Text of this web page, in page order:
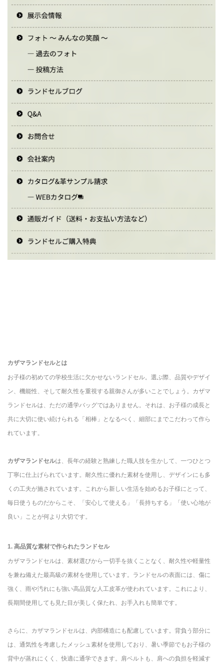
カザマランドセルとは
お子様の初めての学校生活に欠かせないランドセル。選ぶ際、品質やデザイ
ン、機能性、そして耐久性を重視する親御さんが多いことでしょう。カザマ
ランドセルは、ただの通学バッグではありません。それは、お子様の成長と
共に大切に使い続けられる「相棒」となるべく、細部にまでこだわって作ら
れています。
カザマランドセルは、長年の経験と熟練した職人技を生かして、一つひとつ
丁寧に仕上げられています。耐久性に優れた素材を使用し、デザインにも多
くの工夫が施されています。これから新しい生活を始めるお子様にとって、
毎日使うものだからこそ、「安心して使える」「長持ちする」「使い心地が
良い」ことが何より大切です。
1. 高品質な素材で作られたランドセル
カザマランドセルは、素材選びから一切手を抜くことなく、耐久性や軽量性
を兼ね備えた最高級の素材を使用しています。ランドセルの表面には、傷に
強く、雨や汚れにも強い高品質な人工皮革が使われています。これにより、
長期間使用しても見た目が美しく保たれ、お手入れも簡単です。
さらに、カザマランドセルは、内部構造にも配慮しています。背負う部分に
は、通気性を考慮したメッシュ素材を使用しており、暑い季節でもお子様の
背中が蒸れにくく、快適に通学できます。肩ベルトも、肩への負担を軽減す